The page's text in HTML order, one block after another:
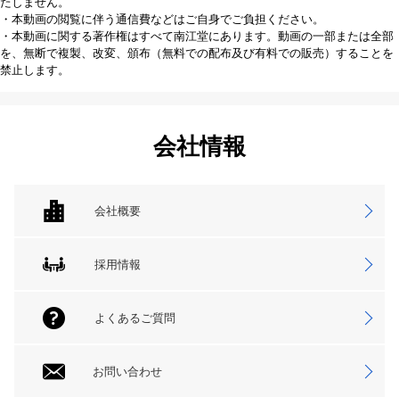
・本動画の閲覧に伴う通信費などはご自身でご負担ください。
・本動画に関する著作権はすべて南江堂にあります。動画の一部または全部
を、無断で複製、改変、頒布（無料での配布及び有料での販売）することを
禁止します。
会社情報
会社概要
採用情報
よくあるご質問
お問い合わせ